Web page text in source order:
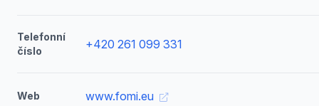
Telefonní
číslo
+420 261 099 331
Web www.fomi.eu